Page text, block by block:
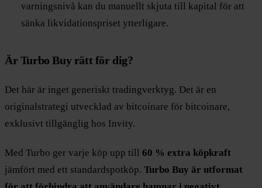
varningsnivå kan du manuellt skjuta till kapital för att
sänka likvidationspriset ytterligare.
Är Turbo Buy rätt för dig?
Det här är inget generiskt tradingverktyg. Det är en
originalstrategi utvecklad av bitcoinare för bitcoinare,
exklusivt tillgänglig hos Invity.
Med Turbo ger varje köp upp till 60 % extra köpkraft
jämfört med ett standardspotköp. Turbo Buy är utformat